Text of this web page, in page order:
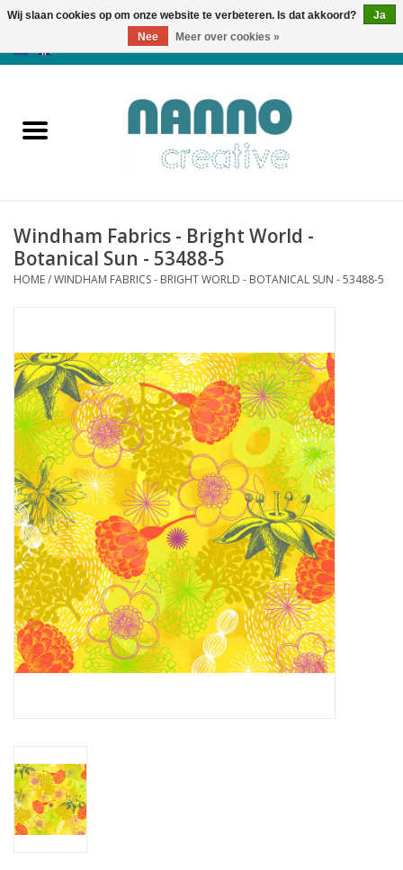
Producten
Nieuws
Herfst & Halloween
Laatste Kans
Cadeaubonnen
Nanno Blog
Merken
Beloningen
Windham Fabrics - Bright World -
Botanical Sun - 53488-5
HOME/WINDHAM FABRICS - BRIGHT WORLD - BOTANICAL SUN - 53488-5
Wij slaan cookies op om onze website te verbeteren. Is dat akkoord?
Ja
Nee
Meer over cookies »